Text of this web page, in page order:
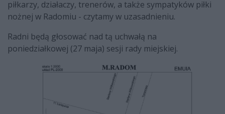
piłkarzy, działaczy, trenerów, a także sympatyków piłki
nożnej w Radomiu - czytamy w uzasadnieniu.
Radni będą głosować nad tą uchwałą na
poniedziałkowej (27 maja) sesji rady miejskiej.